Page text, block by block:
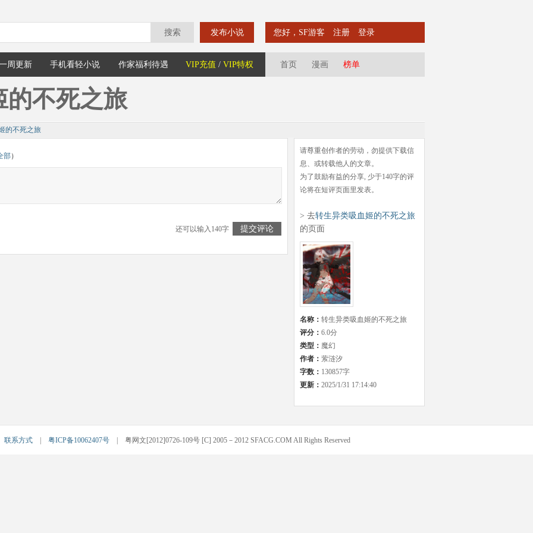
搜索 发布小说 您好，SF游客 注册 登录
周更新 手机看轻小说 作家福利待遇 VIP充值 / VIP特权 首页 漫画 榜单
的不死之旅
的不死之旅
部）
提交评论
还可以输入140字
请尊重创作者的劳动，勿提供下载信
息、或转载他人的文章。
为了鼓励有益的分享, 少于140字的评
论将在短评页面里发表。
> 去转生异类吸血姬的不死之旅
的页面
名称： 转生异类吸血姬的不死之旅
评分： 6.0分
类型： 魔幻
作者： 萦涟汐
字数： 130857字
更新： 2025/1/31 17:14:40
联系方式 粤ICP备10062407号 | 粤网文[2012]0726-109号 [C] 2005－2012 SFACG.COM All Rights Reserved